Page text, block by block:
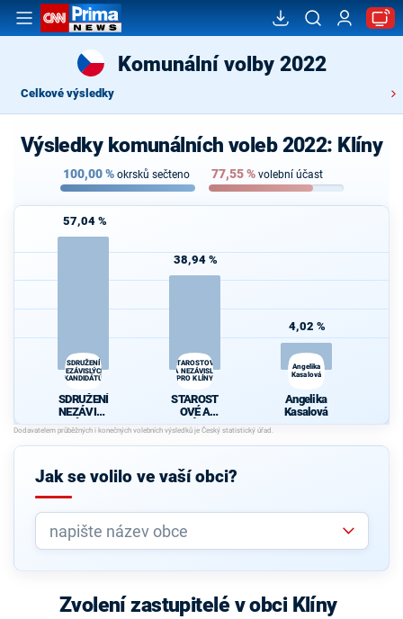
Komunální volby 2022
Celkové výsledky
Výsledky komunálních voleb 2022: Klíny
100,00% okrsků sečteno 77,55% volební účast
57,04 %
SDRUŽENÍ
NEZÁVISLÝCH
KANDIDÁTŮ
SDRUŽENÍ
NEZÁVISL
ÝCH
KANDIDÁT
Ů
38,94 %
STAROSTOVÉ
A NEZÁVISLÍ
PRO KLÍNY
STAROST
OVÉ A
NEZÁVISL
Í PRO
KLÍNY
4,02 %
Angelika
Kasalová
Angelika
Kasalová
Jak se volilo ve vaší obci?
Zvolení zastupitelé v obci Klíny